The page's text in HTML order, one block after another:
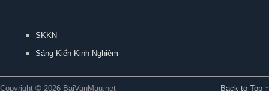
SKKN
Sáng Kiến Kinh Nghiệm
Copyright © 2026 BaiVanMau.net Back to Top ↑